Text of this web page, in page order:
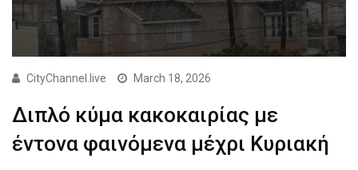
CityChannel.live March 18, 2026
Διπλό κύμα κακοκαιρίας με
έντονα φαινόμενα μέχρι Κυριακή